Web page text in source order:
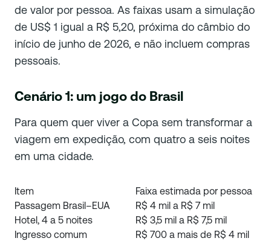
de valor por pessoa. As faixas usam a simulação
de US$ 1 igual a R$ 5,20, próxima do câmbio do
início de junho de 2026, e não incluem compras
pessoais.
Cenário 1: um jogo do Brasil
Para quem quer viver a Copa sem transformar a
viagem em expedição, com quatro a seis noites
em uma cidade.
Item
Faixa estimada por pessoa
Passagem Brasil–EUA
R$ 4 mil a R$ 7 mil
Hotel, 4 a 5 noites
R$ 3,5 mil a R$ 7,5 mil
Ingresso comum
R$ 700 a mais de R$ 4 mil